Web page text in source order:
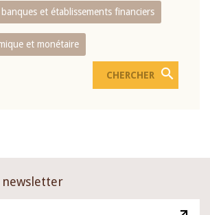
et établissements financiers
et monétaire